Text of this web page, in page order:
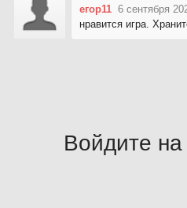
егор11 6 сентября
нравится игра.
Войдите на